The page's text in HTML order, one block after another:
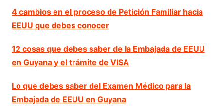
4 cambios en el proceso de Petición Familiar hacia
EEUU que debes conocer
12 cosas que debes saber de la Embajada de EEUU
en Guyana y el trámite de VISA
Lo que debes saber del Examen Médico para la
Embajada de EEUU en Guyana